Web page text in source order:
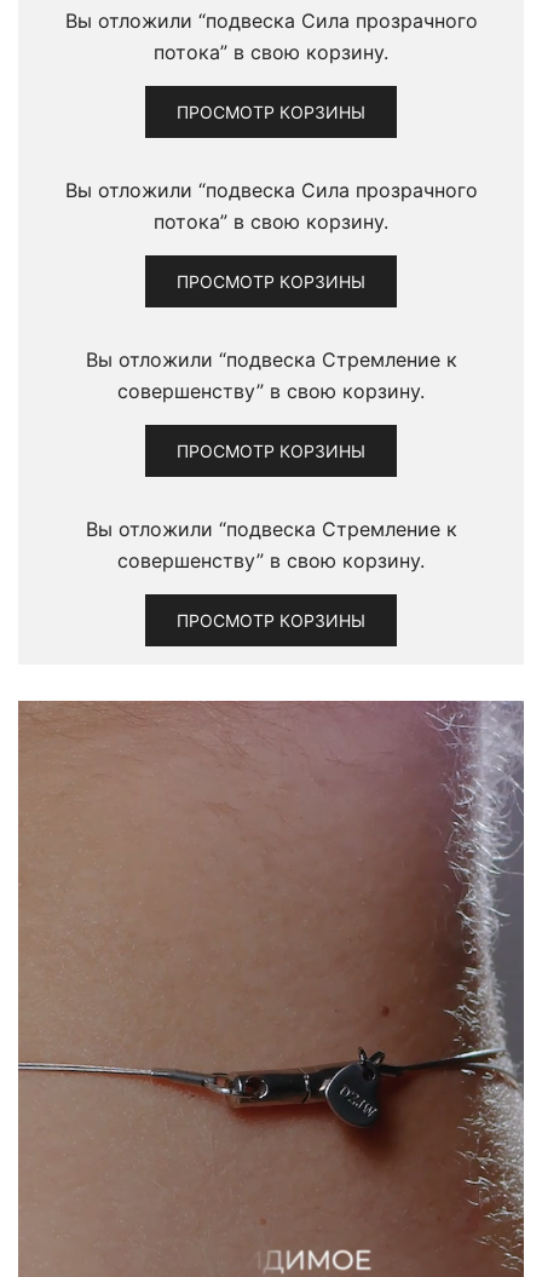
ПРОСМОТР КОРЗИНЫ
Вы отложили “подвеска Сила прозрачного
потока” в свою корзину.
ПРОСМОТР КОРЗИНЫ
Вы отложили “подвеска Сила прозрачного
потока” в свою корзину.
ПРОСМОТР КОРЗИНЫ
Вы отложили “подвеска Стремление к
совершенству” в свою корзину.
ПРОСМОТР КОРЗИНЫ
Вы отложили “подвеска Стремление к
совершенству” в свою корзину.